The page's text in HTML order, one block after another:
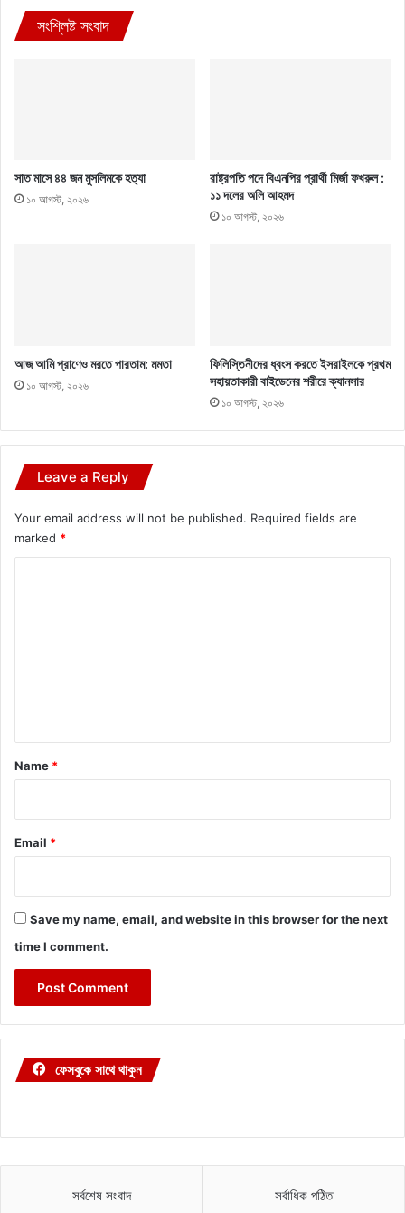
সংশ্লিষ্ট সংবাদ
সাত মাসে ৪৪ জন মুসলিমকে হত্যা
১০ আগস্ট, ২০২৬
রাষ্ট্রপতি পদে বিএনপির প্রার্থী মির্জা ফখরুল :
১১ দলের অলি আহমদ
১০ আগস্ট, ২০২৬
আজ আমি প্রাণেও মরতে পারতাম: মমতা
১০ আগস্ট, ২০২৬
ফিলিস্তিনীদের ধ্বংস করতে ইসরাইলকে প্রথম
সহায়তাকারী বাইডেনের শরীরে ক্যানসার
১০ আগস্ট, ২০২৬
Leave a Reply
Your email address will not be published. Required fields are
marked *
*
Name *
Email *
Save my name, email, and website in this browser for the next
time I comment.
ফেসবুকে সাথে থাকুন
সর্বশেষ সংবাদ সর্বাধিক পঠিত